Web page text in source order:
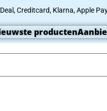
Creditcard, Klarna, Apple
producten